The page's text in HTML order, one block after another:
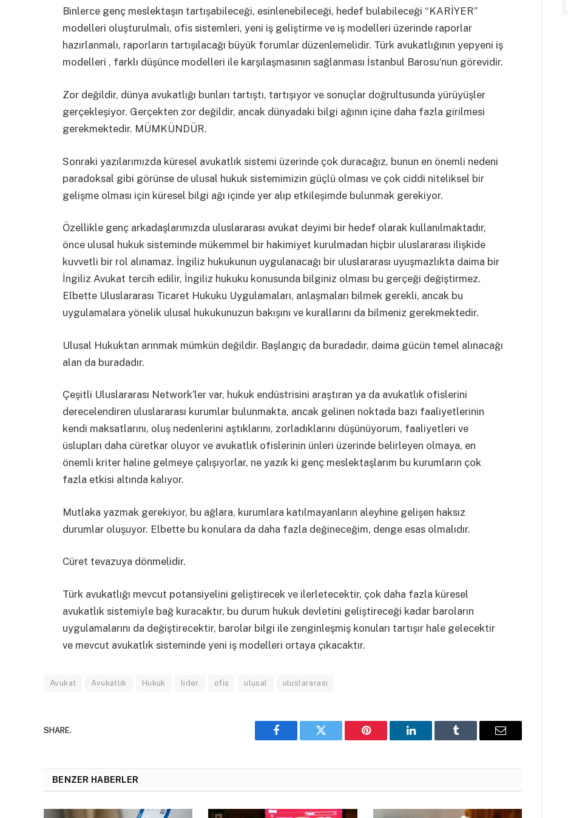
Binlerce genç meslektaşın tartışabileceği, esinlenebileceği, hedef bulabileceği “KARİYER”
modelleri oluşturulmalı, ofis sistemleri, yeni iş geliştirme ve iş modelleri üzerinde raporlar
hazırlanmalı, raporların tartışılacağı büyük forumlar düzenlemelidir. Türk avukatlığının yepyeni iş
modelleri , farklı düşünce modelleri ile karşılaşmasının sağlanması İstanbul Barosu’nun görevidir.
Zor değildir, dünya avukatlığı bunları tartıştı, tartışıyor ve sonuçlar doğrultusunda yürüyüşler
gerçekleşiyor. Gerçekten zor değildir, ancak dünyadaki bilgi ağının içine daha fazla girilmesi
gerekmektedir. MÜMKÜNDÜR.
Sonraki yazılarımızda küresel avukatlık sistemi üzerinde çok duracağız, bunun en önemli nedeni
paradoksal gibi görünse de ulusal hukuk sistemimizin güçlü olması ve çok ciddi niteliksel bir
gelişme olması için küresel bilgi ağı içinde yer alıp etkileşimde bulunmak gerekiyor.
Özellikle genç arkadaşlarımızda uluslararası avukat deyimi bir hedef olarak kullanılmaktadır,
önce ulusal hukuk sisteminde mükemmel bir hakimiyet kurulmadan hiçbir uluslararası ilişkide
kuvvetli bir rol alınamaz. İngiliz hukukunun uygulanacağı bir uluslararası uyuşmazlıkta daima bir
İngiliz Avukat tercih edilir, İngiliz hukuku konusunda bilginiz olması bu gerçeği değiştirmez.
Elbette Uluslararası Ticaret Hukuku Uygulamaları, anlaşmaları bilmek gerekli, ancak bu
uygulamalara yönelik ulusal hukukunuzun bakışını ve kurallarını da bilmeniz gerekmektedir.
Ulusal Hukuktan arınmak mümkün değildir. Başlangıç da buradadır, daima gücün temel alınacağı
alan da buradadır.
Çeşitli Uluslararası Network’ler var, hukuk endüstrisini araştıran ya da avukatlık ofislerini
derecelendiren uluslararası kurumlar bulunmakta, ancak gelinen noktada bazı faaliyetlerinin
kendi maksatlarını, oluş nedenlerini aştıklarını, zorladıklarını düşünüyorum, faaliyetleri ve
üslupları daha cüretkar oluyor ve avukatlık ofislerinin ünleri üzerinde belirleyen olmaya, en
önemli kriter haline gelmeye çalışıyorlar, ne yazık ki genç meslektaşlarım bu kurumların çok
fazla etkisi altında kalıyor.
Mutlaka yazmak gerekiyor, bu ağlara, kurumlara katılmayanların aleyhine gelişen haksız
durumlar oluşuyor. Elbette bu konulara da daha fazla değineceğim, denge esas olmalıdır.
Cüret tevazuya dönmelidir.
Türk avukatlığı mevcut potansiyelini geliştirecek ve ilerletecektir, çok daha fazla küresel
avukatlık sistemiyle bağ kuracaktır, bu durum hukuk devletini geliştireceği kadar baroların
uygulamalarını da değiştirecektir, barolar bilgi ile zenginleşmiş konuları tartışır hale gelecektir
ve mevcut avukatlık sisteminde yeni iş modelleri ortaya çıkacaktır.
Avukat Avukatlık Hukuk lider ofis ulusal uluslararası
SHARE.
Facebook Twitter Pinterest LinkedIn Tumblr Email
BENZER HABERLER